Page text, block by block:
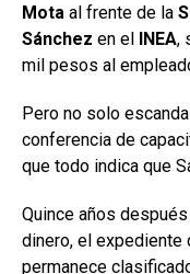
Mota al frente de la
Sánchez en el INEA,
mil pesos al
Pero no solo
conferencia de
que todo indica que
Quince años
dinero, el
permanece